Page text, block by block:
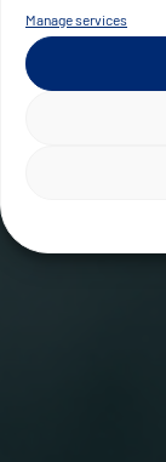
Manage services